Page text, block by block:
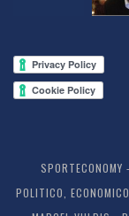
POLITICO,